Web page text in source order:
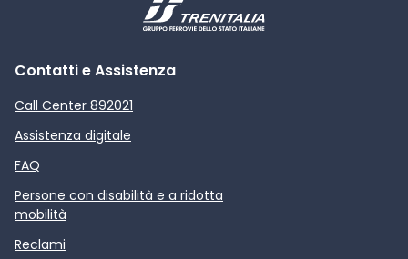
Contatti e Assistenza
Call Center 892021
Assistenza digitale
FAQ
Persone con disabilità e a ridotta
mobilità
Reclami